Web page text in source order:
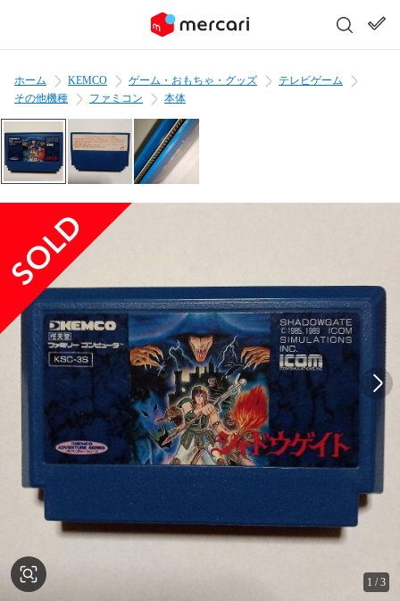
ホーム KEMCO ゲーム・おもちゃ・グッズ
テレビゲーム
その他機種
ファミコン 本体
1 /3